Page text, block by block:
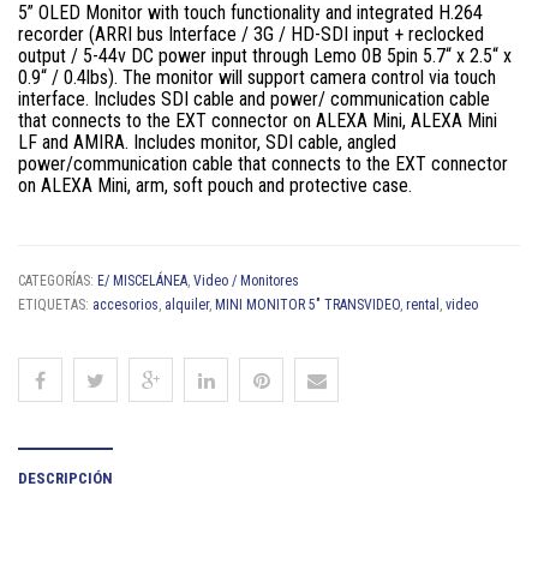
5” OLED Monitor with touch functionality and integrated H.264
recorder (ARRI bus Interface / 3G / HD-SDI input + reclocked
output / 5-44v DC power input through Lemo 0B 5pin 5.7“ x 2.5“ x
0.9“ / 0.4lbs). The monitor will support camera control via touch
interface. Includes SDI cable and power/ communication cable
that connects to the EXT connector on ALEXA Mini, ALEXA Mini
LF and AMIRA. Includes monitor, SDI cable, angled
power/communication cable that connects to the EXT connector
on ALEXA Mini, arm, soft pouch and protective case.
CATEGORÍAS: E/ MISCELÁNEA, Video / Monitores
ETIQUETAS: accesorios, alquiler, MINI MONITOR 5" TRANSVIDEO, rental , video
DESCRIPCIÓN